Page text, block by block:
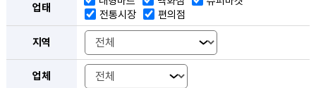
업태
전통시장
편의점
지역
업체